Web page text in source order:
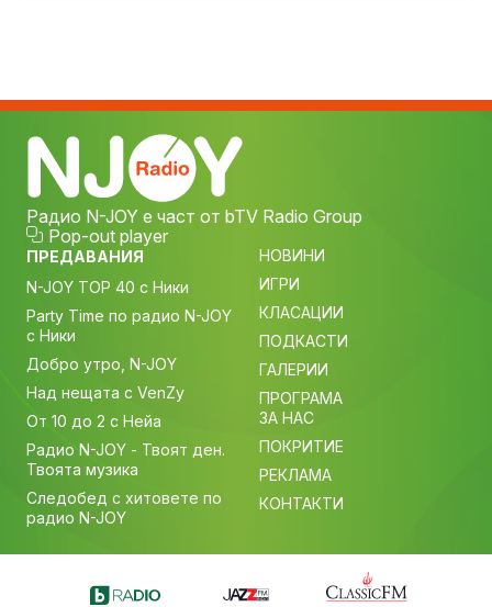
Радио N-JOY е част от bTV Radio Group
Pop-out player
ПРЕДАВАНИЯ
N-JOY TOP 40 с Ники
Party Time по радио N-JOY
с Ники
Добро утро, N-JOY
Над нещата с VenZy
От 10 до 2 с Нейа
Радио N-JOY - Твоят ден.
Твоята музика
Следобед с хитовете по
радио N-JOY
НОВИНИ
ИГРИ
КЛАСАЦИИ
ПОДКАСТИ
ГАЛЕРИИ
ПРОГРАМА
ЗА НАС
ПОКРИТИЕ
РЕКЛАМА
КОНТАКТИ